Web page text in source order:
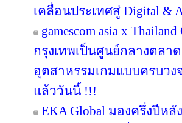
เคลื่อนประเทศสู่ Digital &
gamescom asia x
กรุงเทพเป็นศูนย์กลางตลา
อุตสาหรรมเกมแบบครบว
แล้ววันนี้ !!!
EKA Global มองครึ่งปีห